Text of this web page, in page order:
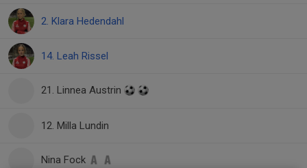
2. Klara Hedendahl
14. Leah Rissel
21. Linnea Austrin
12. Milla Lundin
Nina Fock